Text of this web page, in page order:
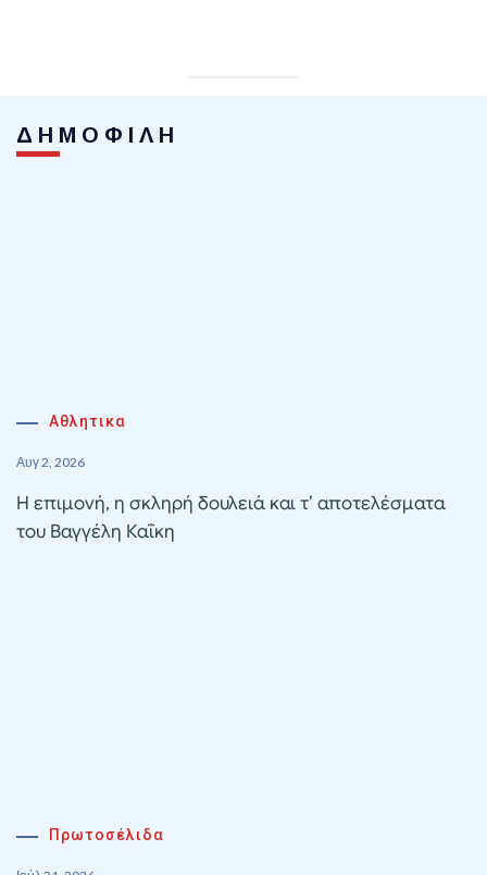
ΔΗΜΟΦΙΛΗ
Αθλητικα
Αυγ 2, 2026
Η επιμονή, η σκληρή δουλειά και τ’ αποτελέσματα
του Βαγγέλη Καΐκη
Πρωτοσέλιδα